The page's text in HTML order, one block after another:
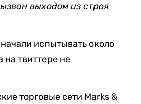
выходом из строя
испытывать около
на твиттере не
торговые сети Marks &